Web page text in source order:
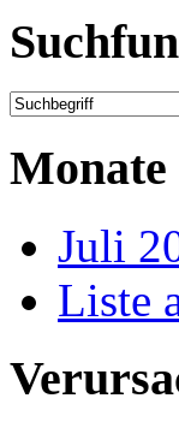
Monate
Juli
Liste